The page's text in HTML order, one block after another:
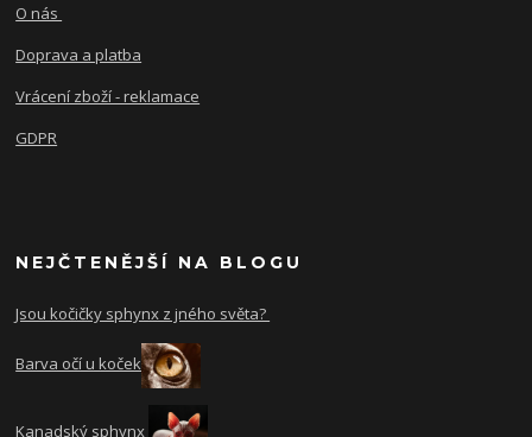
O nás
Doprava a platba
Vrácení zboží - reklamace
GDPR
NEJČTENĚJŠÍ NA BLOGU
Jsou kočičky sphynx z jného světa?
Barva očí u koček
Kanadský sphynx